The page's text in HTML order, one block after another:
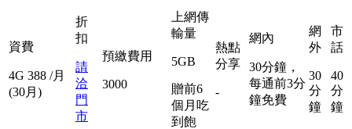
資費
4G 388 /月
(30月)
折
扣
請
洽
門
市
預繳費用
3000
上網傳
輸量
5GB
贈前6
個月吃
到飽
熱點
分享
-
網內
30分鐘，
每通前3分
鐘免費
網
外
30
分
鐘
市
話
40
分
鐘